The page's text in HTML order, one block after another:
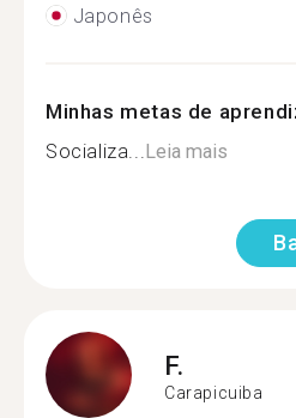
Japonês
Minhas metas de
Socializa... Leia mais
F.
Carapicuiba